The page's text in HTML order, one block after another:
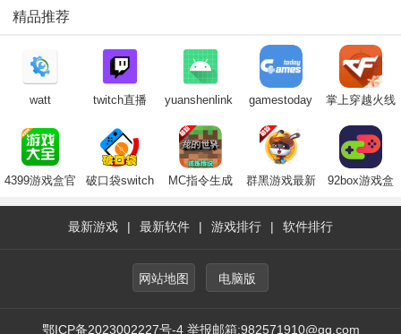
精品推荐
watt
工具箱)下载
2025最新版
twitch直播
2025最新版
yuanshenlink（原
方下载免费版
2025最新版本
gamestoday
卓2024最新版
掌上穿越火线
4399游戏盒官
破口袋switch
MC指令生成
群黑游戏最新
92box游戏盒
最新游戏 | 最新软件 | 游戏排行 | 软件排行
网站地图 电脑版
鄂ICP备2023002227号-4 举报邮箱:982571910@qq.com